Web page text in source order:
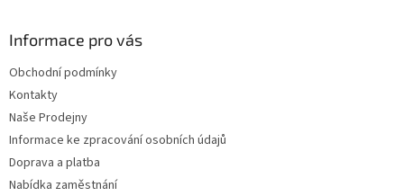
Informace pro vás
Obchodní podmínky
Kontakty
Naše Prodejny
Informace ke zpracování osobních údajů
Doprava a platba
Nabídka zaměstnání